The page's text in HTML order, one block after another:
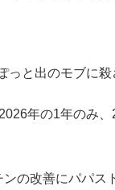
ズと交渉
くる様で
ペンのマ
っと出のモブに
年の1年のみ
の改善にパパ